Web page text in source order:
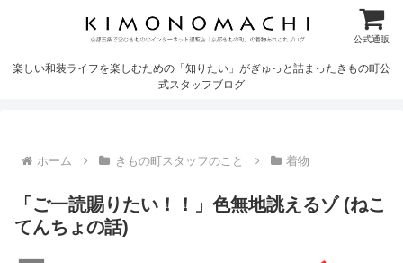
公式通販
楽しい和装ライフを楽しむための「知りたい」がぎゅっと詰まったきもの町公
式スタッフブログ
ホーム きもの町スタッフのこと 着物
「ご一読賜りたい！！」色無地誂えるゾ (ねこ
てんちょの話)